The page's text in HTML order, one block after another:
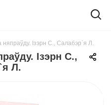
Ізэрн С., Салабэр`я Л.
Ізэрн С.,
Л.